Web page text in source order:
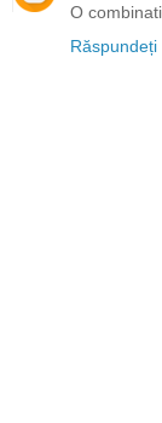
O
Răspundeți